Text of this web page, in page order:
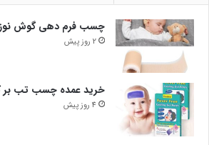
چسب فرم دهی گوش نوزاد 2 در 100
2 روز پیش
خرید عمده چسب تب بر
4 روز پیش